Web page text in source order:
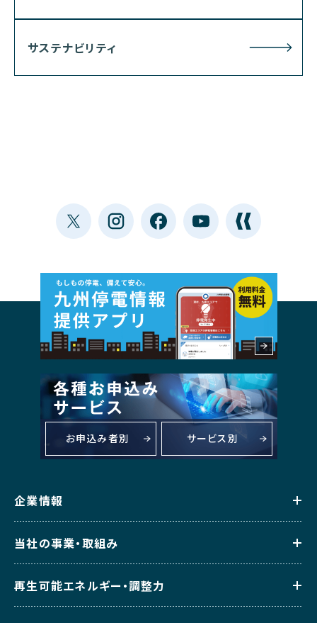
サステナビリティ
お申込み者別 サービス別
企業情報
当社の事業・取組み
再生可能エネルギー・調整力